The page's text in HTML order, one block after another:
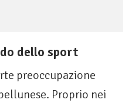
dello sport
preoccupazione
Proprio nei